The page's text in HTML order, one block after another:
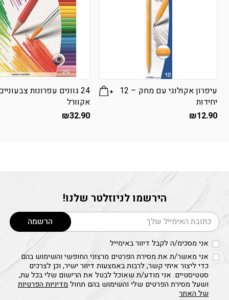
עיפרון אקולוגי עם מחק – 12
יחידות
₪12.90
24 גוונים עפרונות
אקוורל
₪32.90
הירשמו לניוזלטר שלנו!
דוא׳׳ל הרשמה
אני מסכימ/ה לקבל דיוור באימייל
אני מאשר/ת את מסירת הפרטים מרצוני החופשי והשימוש בהם
כדי ליצור איתי קשר, לרבות באמצעות דיוור ישיר, וכן לצרכים
סטטיסטיים. אני מודע/ת שאוכל לבטל את הרישום שלי בכל עת,
ושעל מסירת הפרטים שלי והשימוש בהם תחולמדיניות הפרטיות
של האתר